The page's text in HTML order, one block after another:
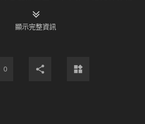
主啊』的人不能都進天國，惟獨遵
能進去」（馬太福音7：21）「……
生了一場精彩的辯論……那麼，究竟
國呢？敬請關注本短片。
顯示完整資訊
0